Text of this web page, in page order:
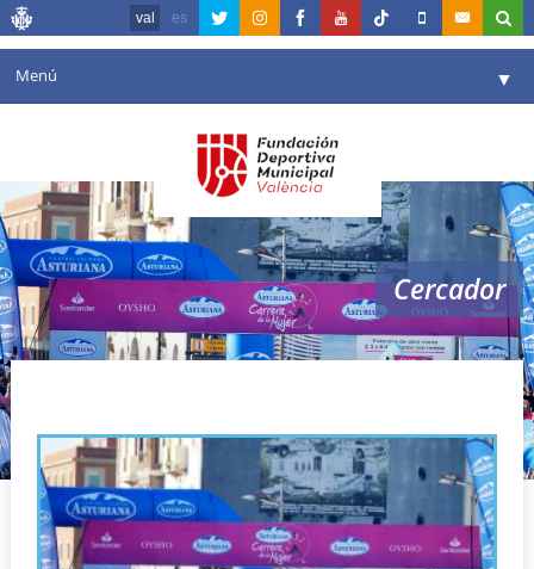
val es
Menú ▼
Agenda
Instal·lacions ▼
Comunicació ▼
València en esport ▼
Reserves
Cercador
carrera de la mujer valencia